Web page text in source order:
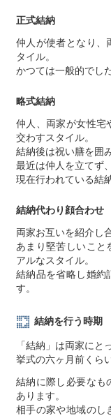
正式結納
仲人が使者となり、
タイル。
かつては一般的でした
略式結納
仲人、両家が女性宅
交わすスタイル。
結納後は祝い膳を囲
最近は仲人を立てず
現在行われている結
結納代わり顔合わせ
両家お互いを紹介し
あまり堅苦しいこと
アルなスタイル。
結納品を省略し婚約
す。
結納を行う時期
「結納」は両家にと
挙式の六ヶ月前くら
結納に際し必要なも
あります。
相手の家や地域のし